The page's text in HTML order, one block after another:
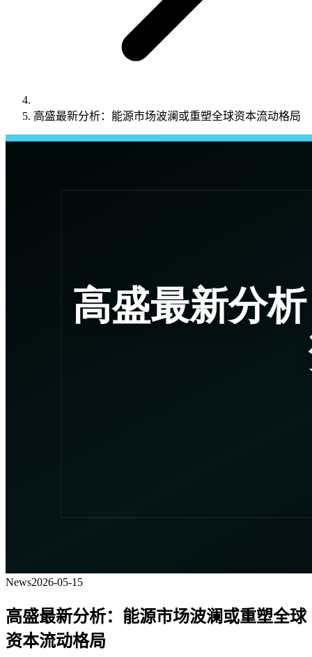
高盛最新分析：能源市场波澜或重塑全球资本流动格局
News2026-05-15
高盛最新分析：能源市场波澜或重塑全球
资本流动格局